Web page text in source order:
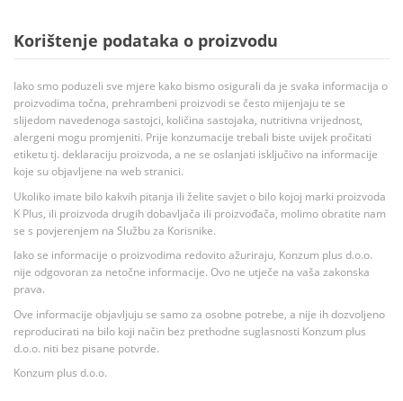
Korištenje podataka o proizvodu
Iako smo poduzeli sve mjere kako bismo osigurali da je svaka informacija o
proizvodima točna, prehrambeni proizvodi se često mijenjaju te se
slijedom navedenoga sastojci, količina sastojaka, nutritivna vrijednost,
alergeni mogu promjeniti. Prije konzumacije trebali biste uvijek pročitati
etiketu tj. deklaraciju proizvoda, a ne se oslanjati isključivo na informacije
koje su objavljene na web stranici.
Ukoliko imate bilo kakvih pitanja ili želite savjet o bilo kojoj marki proizvoda
K Plus, ili proizvoda drugih dobavljača ili proizvođača, molimo obratite nam
se s povjerenjem na Službu za Korisnike.
Iako se informacije o proizvodima redovito ažuriraju, Konzum plus d.o.o.
nije odgovoran za netočne informacije. Ovo ne utječe na vaša zakonska
prava.
Ove informacije objavljuju se samo za osobne potrebe, a nije ih dozvoljeno
reproducirati na bilo koji način bez prethodne suglasnosti Konzum plus
d.o.o. niti bez pisane potvrde.
Konzum plus d.o.o.